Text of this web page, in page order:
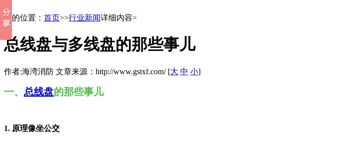
您的位置： 首页>>行业新闻详细内容>
总线盘与多线盘的那些事儿
作者:海湾消防 文章来源：http://www.gstxf.com/ [大 中 小]
一、 总线盘的那些事儿
1. 原理像坐公交